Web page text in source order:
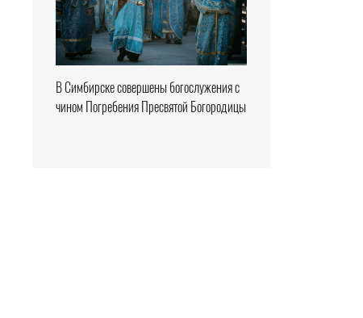
В Симбирске совершены богослужения с
чином Погребения Пресвятой Богородицы